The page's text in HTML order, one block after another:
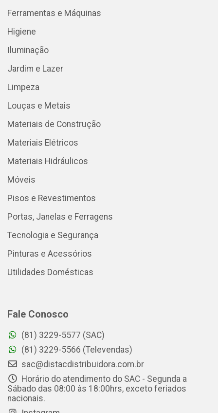
Ferramentas e Máquinas
Higiene
Iluminação
Jardim e Lazer
Limpeza
Louças e Metais
Materiais de Construção
Materiais Elétricos
Materiais Hidráulicos
Móveis
Pisos e Revestimentos
Portas, Janelas e Ferragens
Tecnologia e Segurança
Pinturas e Acessórios
Utilidades Domésticas
Fale Conosco
(81) 3229-5577 (SAC)
(81) 3229-5566 (Televendas)
sac@distacdistribuidora.com.br
Horário do atendimento do SAC - Segunda a
Sábado das 08:00 às 18:00hrs, exceto feriados
nacionais.